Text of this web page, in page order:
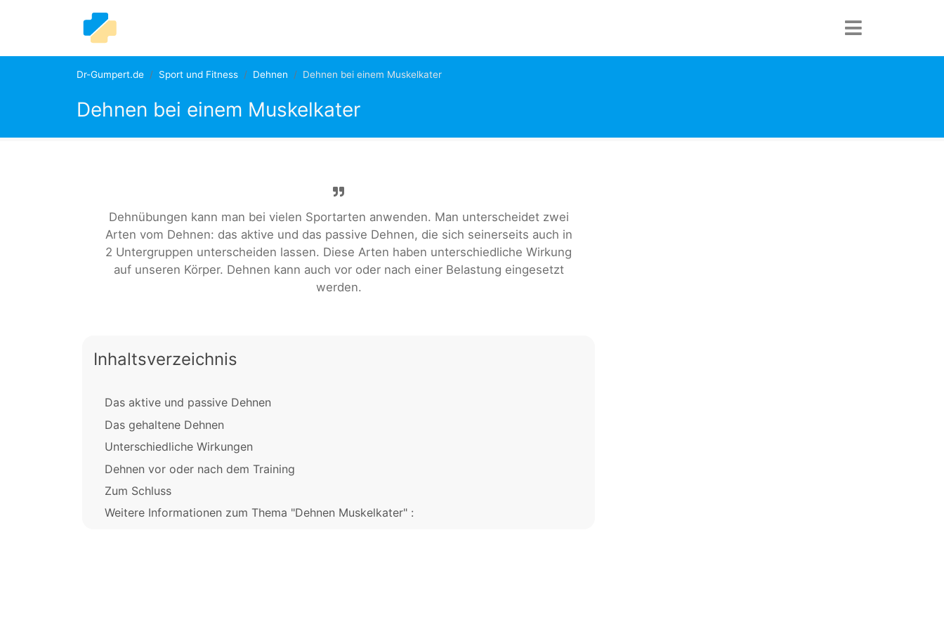
Dr-Gumpert.de Sport und Fitness Dehnen Dehnen bei einem Muskelkater
Dehnen bei einem Muskelkater
Dehnübungen kann man bei vielen Sportarten anwenden. Man unterscheidet zwei
Arten vom Dehnen: das aktive und das passive Dehnen, die sich seinerseits auch in
2 Untergruppen unterscheiden lassen. Diese Arten haben unterschiedliche Wirkung
auf unseren Körper. Dehnen kann auch vor oder nach einer Belastung eingesetzt
werden.
Inhaltsverzeichnis
Das aktive und passive Dehnen
Das gehaltene Dehnen
Unterschiedliche Wirkungen
Dehnen vor oder nach dem Training
Zum Schluss
Weitere Informationen zum Thema "Dehnen Muskelkater" :